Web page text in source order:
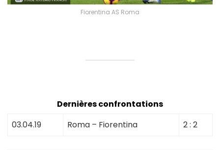
Fiorentina AS Roma
Dernières confrontations
03.04.19
Roma – Fiorentina 2 : 2